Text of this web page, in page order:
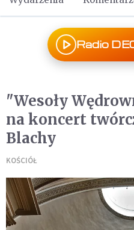
Radio
"Wesoły
na koncert
Blachy
KOŚCIÓŁ